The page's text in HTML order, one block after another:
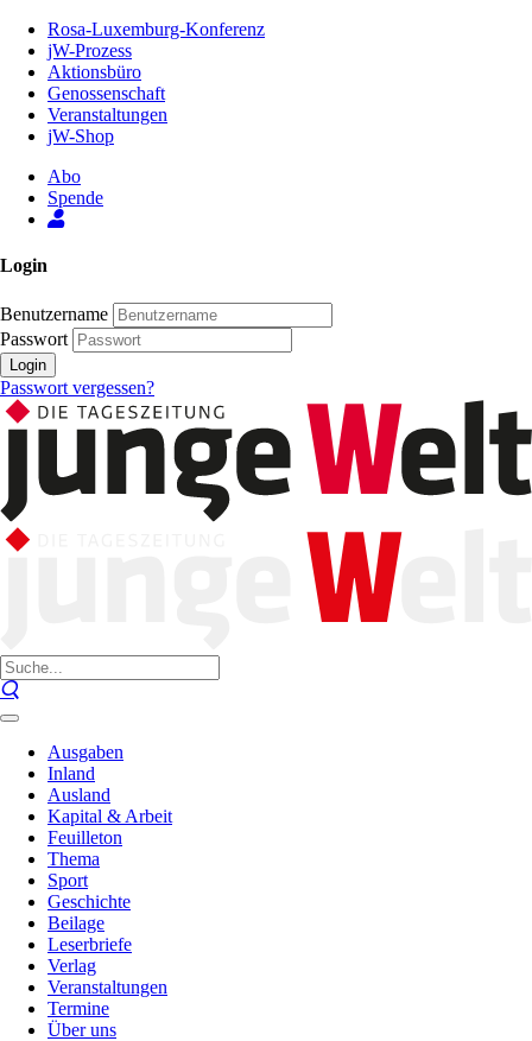
Inhalt
Seite
Rosa-Luxemburg-Konferenz
jW-Prozess
Aktionsbüro
Genossenschaft
Veranstaltungen
jW-Shop
Abo
Spende
Login
Benutzername
Passwort
Login
Passwort vergessen?
Ausgaben
Inland
Ausland
Kapital & Arbeit
Feuilleton
Thema
Sport
Geschichte
Beilage
Leserbriefe
Verlag
Veranstaltungen
Termine
Über uns